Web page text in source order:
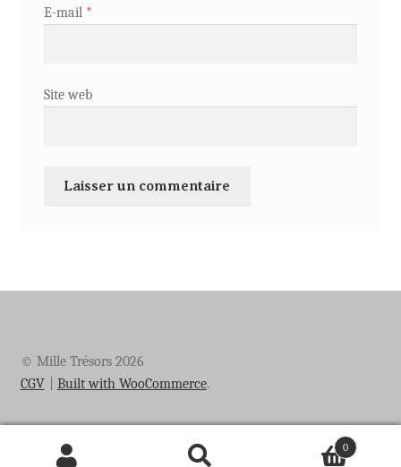
E-mail *
Site web
© Mille Trésors 2026
CGV
Built with WooCommerce.
0